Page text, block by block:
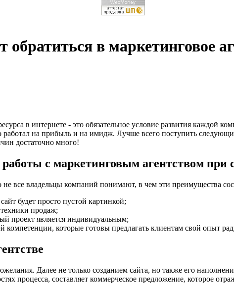
обратиться в маркетинговое
в интернете - это обязательное условие развития каждой
работал на прибыль и на имидж. Лучше всего поступить
достаточно много!
с маркетинговым агентством при
не все владельцы компаний понимают, в чем эти преимущества
будет просто пустой картинкой;
продаж;
проект является индивидуальным;
которые готовы предлагать клиентам свой опыт
Далее не только созданием сайта, но также его
процесса, составляет коммерческое предложение, которое